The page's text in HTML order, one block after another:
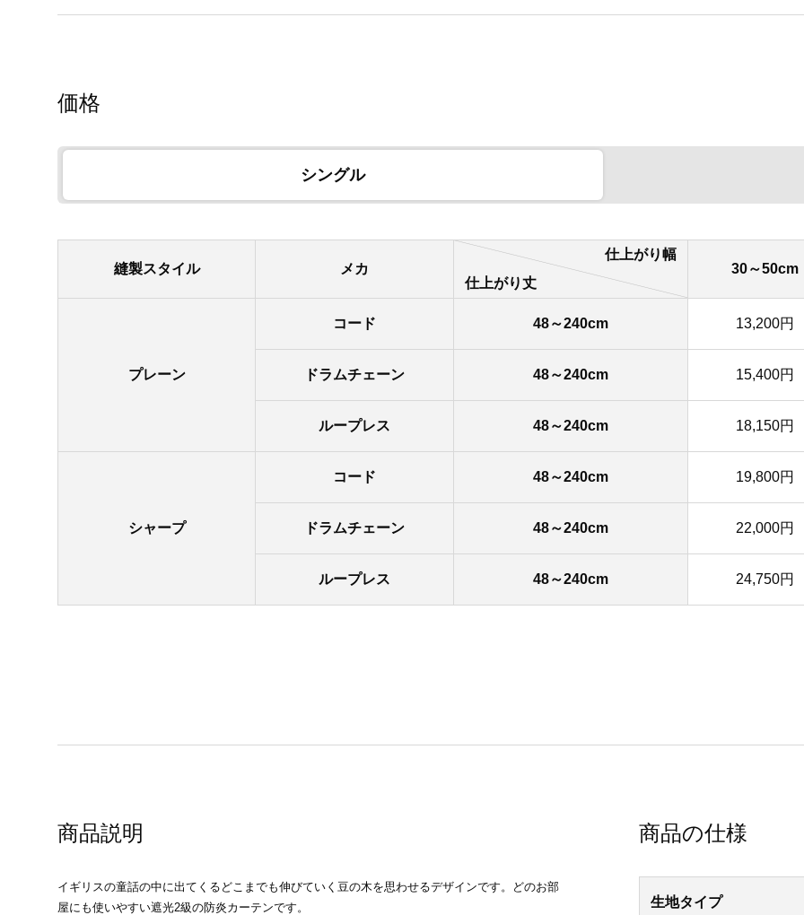
価格
シングル
縫製スタイル メカ
仕上がり幅
仕上がり丈
30～50cm
プレーン
コード 48～240cm 13,200円
ドラムチェーン 48～240cm 15,400円
ループレス 48～240cm 18,150円
シャープ
コード 48～240cm 19,800円
ドラムチェーン 48～240cm 22,000円
ループレス 48～240cm 24,750円
商品説明
イギリスの童話の中に出てくるどこまでも伸びていく豆の木を思わせるデザインです。どのお部
屋にも使いやすい遮光2級の防炎カーテンです。
商品の仕様
生地タイプ